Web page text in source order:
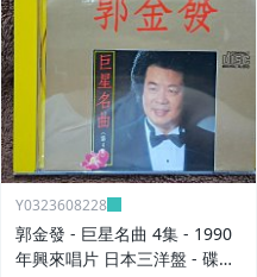
Y0323608228
郭金發 - 巨星名曲 4集 - 1990
年興來唱片 日本三洋盤 - 碟片